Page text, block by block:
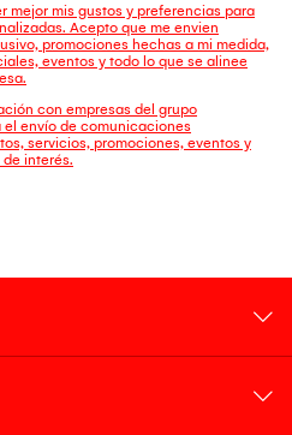
mejor mis gustos y preferencias para
Acepto que me envien
promociones hechas a mi medida,
eventos y todo lo que se alinee
con empresas del grupo
el envío de comunicaciones
servicios, promociones, eventos y
interés.